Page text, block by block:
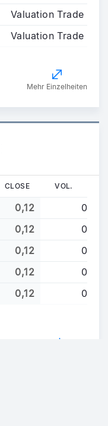
Valuation Trade
Valuation Trade
Mehr Einzelheiten
CLOSE VOL.
0,12
0
0,12
0
0,12
0
0,12
0
0,12 0